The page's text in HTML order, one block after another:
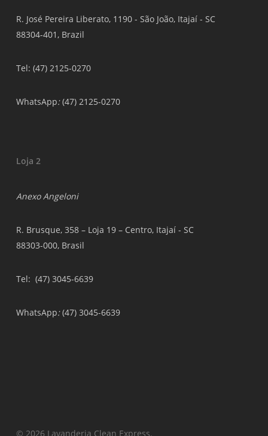
R. José Pereira Liberato, 1190 - São João, Itajaí - SC
88304-401, Brazil
Tel: (47) 2125-0270
WhatsApp:(47) 2125-0270
Loja 2
Anexo Angeloni
R. Brusque, 358 – Loja 19 – Centro, Itajaí - SC
88303-000, Brasil
Tel: (47) 3045-6639
WhatsApp:(47) 3045-6639
© 2026 Lavanderia Clean Express.